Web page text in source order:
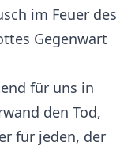
im Feuer des
Gegenwart
für uns in
den Tod,
für jeden, der